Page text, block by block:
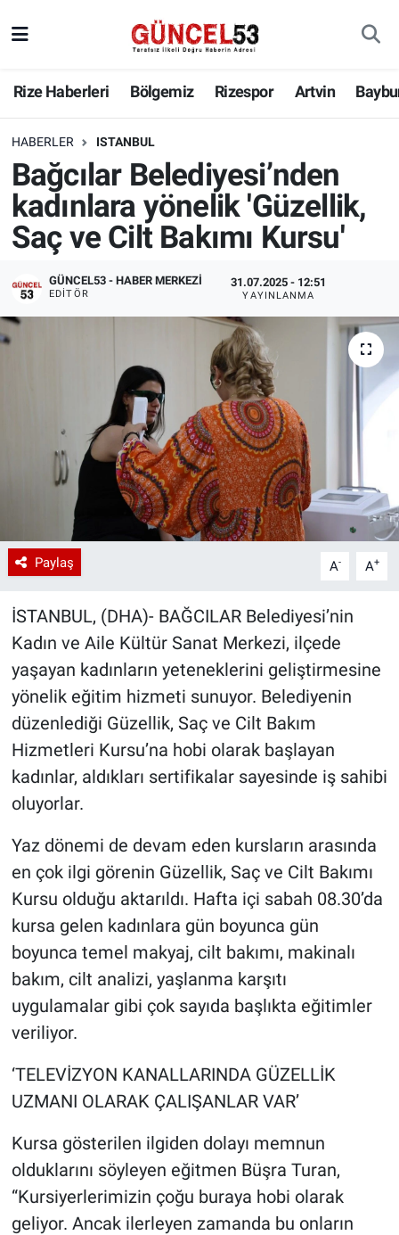
Rize Haberleri Bölgemiz Rizespor Artvin
HABERLER ISTANBUL
Bağcılar Belediyesi’nden
kadınlara yönelik 'Güzellik,
Saç ve Cilt Bakımı Kursu'
GÜNCEL53 - HABER MERKEZI
EDITÖR
31.07.2025 - 12:51
YAYINLANMA
Paylaş A- A+
İSTANBUL, (DHA)- BAĞCILAR Belediyesi’nin
Kadın ve Aile Kültür Sanat Merkezi, ilçede
yaşayan kadınların yeteneklerini geliştirmesine
yönelik eğitim hizmeti sunuyor. Belediyenin
düzenlediği Güzellik, Saç ve Cilt Bakım
Hizmetleri Kursu’na hobi olarak başlayan
kadınlar, aldıkları sertifikalar sayesinde iş sahibi
oluyorlar.
Yaz dönemi de devam eden kursların arasında
en çok ilgi görenin Güzellik, Saç ve Cilt Bakımı
Kursu olduğu aktarıldı. Hafta içi sabah 08.30’da
kursa gelen kadınlara gün boyunca gün
boyunca temel makyaj, cilt bakımı, makinalı
bakım, cilt analizi, yaşlanma karşıtı
uygulamalar gibi çok sayıda başlıkta eğitimler
veriliyor.
‘TELEVİZYON KANALLARINDA GÜZELLİK
UZMANI OLARAK ÇALIŞANLAR VAR’
Kursa gösterilen ilgiden dolayı memnun
olduklarını söyleyen eğitmen Büşra Turan,
“Kursiyerlerimizin çoğu buraya hobi olarak
geliyor. Ancak ilerleyen zamanda bu onların